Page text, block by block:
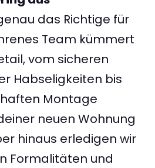
das Richtige für
Team kümmert
vom sicheren
Habseligkeiten bis
Montage
neuen Wohnung
hinaus erledigen wir
Formalitäten und